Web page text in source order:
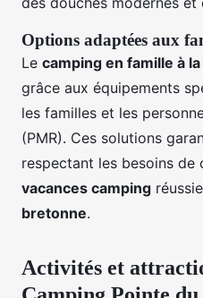
Options adaptées aux
Le camping en famille à
grâce aux équipements
les familles et les
(PMR). Ces solutions
respectant les besoins de
vacances camping
bretonne.
Activités et